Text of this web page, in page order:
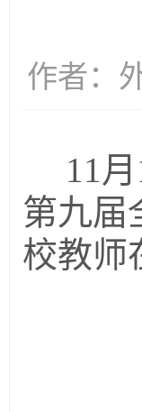
作者：
11
第九届
校教师